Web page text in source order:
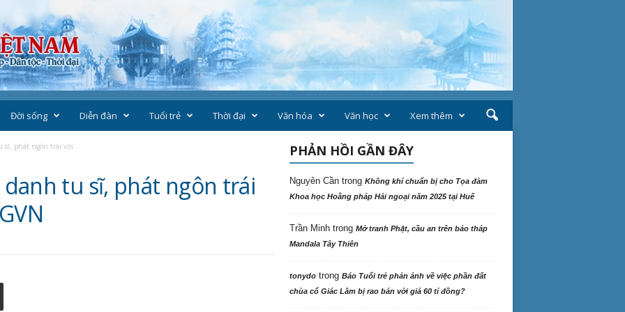
Đời sống Diễn đàn Tuổi trẻ Thời đại Văn hóa Văn học Xem thêm
sĩ, phát ngôn trái với...
tu sĩ, phát ngôn trái
PHẢN HỒI GẦN ĐÂY
Nguyên Cầntrong Không khí chuẩn bị cho Tọa đàm
Khoa học Hoằng pháp Hải ngoại năm 2025 tại Huế
Trần Minhtrong Mở tranh Phật, cầu an trên bảo tháp
Mandala Tây Thiên
tonydotrong Báo Tuổi trẻ phản ảnh về việc phần đất
chùa cổ Giác Lâm bị rao bán với giá 60 tỉ đồng?